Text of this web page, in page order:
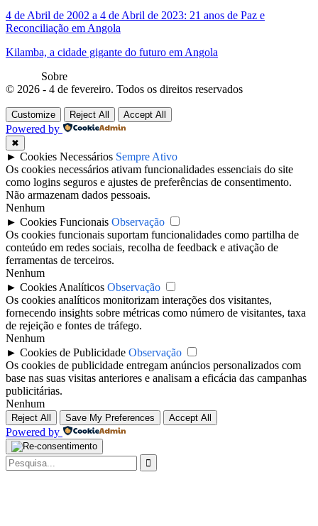
4 de Abril de 2002 a 4 de Abril de 2023: 21 anos de Paz e
Reconciliação em Angola
Kilamba, a cidade gigante do futuro em Angola
Sobre
© 2026 - 4 de fevereiro. Todos os direitos reservados
Customize Reject All Accept All
Powered by
✖
► Cookies Necessários Sempre Ativo
Os cookies necessários ativam funcionalidades essenciais do site
como logins seguros e ajustes de preferências de consentimento.
Não armazenam dados pessoais.
Nenhum
► Cookies Funcionais Observação
Os cookies funcionais suportam funcionalidades como partilha de
conteúdo em redes sociais, recolha de feedback e ativação de
ferramentas de terceiros.
Nenhum
► Cookies Analíticos Observação
Os cookies analíticos monitorizam interações dos visitantes,
fornecendo insights sobre métricas como número de visitantes, taxa
de rejeição e fontes de tráfego.
Nenhum
► Cookies de Publicidade Observação
Os cookies de publicidade entregam anúncios personalizados com
base nas suas visitas anteriores e analisam a eficácia das campanhas
publicitárias.
Nenhum
Reject All Save My Preferences Accept All
Powered by